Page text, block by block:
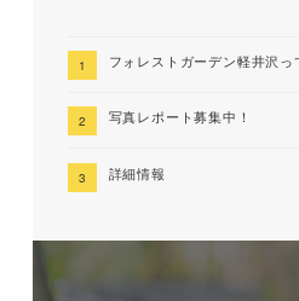
フォレストガーデン軽井沢っ
写真レポート募集中！
詳細情報